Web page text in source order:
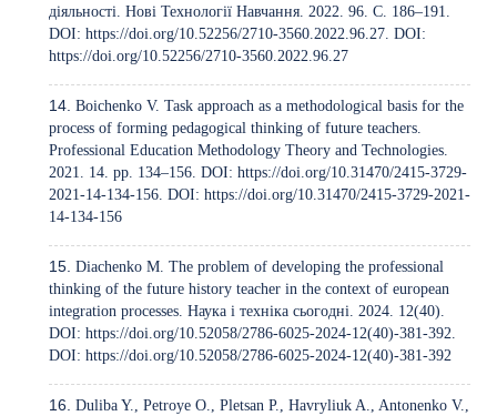
діяльності. Нові Технології Навчання. 2022. 96. C. 186–191.
DOI: https://doi.org/10.52256/2710-3560.2022.96.27 . DOI:
https://doi.org/10.52256/2710-3560.2022.96.27
Boichenko V. Task approach as a methodological basis for the
process of forming pedagogical thinking of future teachers.
Professional Education Methodology Theory and Technologies.
2021. 14. pp. 134–156. DOI: https://doi.org/10.31470/2415-3729-
2021-14-134-156 . DOI: https://doi.org/10.31470/2415-3729-2021-
14-134-156
Diachenko M. The problem of developing the professional
thinking of the future history teacher in the context of european
integration processes. Наука і техніка сьогодні. 2024. 12(40).
DOI: https://doi.org/10.52058/2786-6025-2024-12(40)-381-392
DOI: https://doi.org/10.52058/2786-6025-2024-12(40)-381-392
Duliba Y., Petroye O., Pletsan P., Havryliuk A., Antonenko V.,